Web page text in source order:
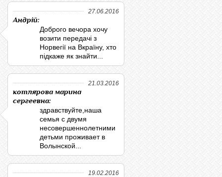
27.06.2016
Андрій:
Доброго вечора хочу
возити передачі з
Норвегії на Вкраїну, хто
підкаже як знайти...
21.03.2016
котлярова марина
сергеевна:
здравствуйте,наша
семья с двумя
несовершеннолетними
детьми проживает в
Волынской...
19.02.2016